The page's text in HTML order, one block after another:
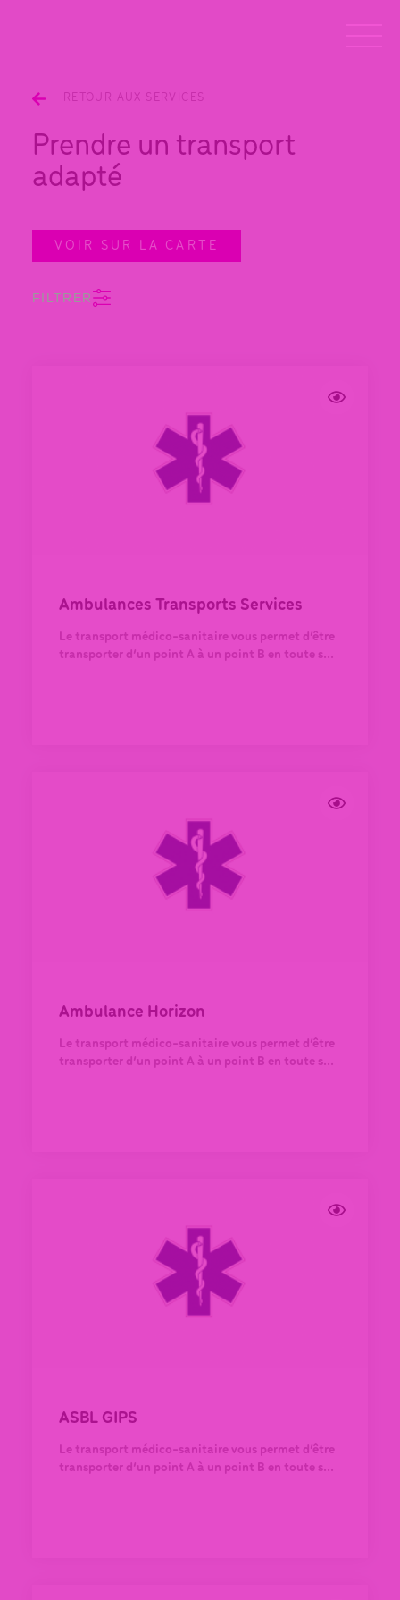
RETOUR AUX SERVICES
Prendre un transport
adapté
VOIR SUR LA CARTE
FILTRER
Ambulances Transports Services
Le transport médico-sanitaire vous permet d’être
transporter d’un point A à un point B en toute s...
Ambulance Horizon
Le transport médico-sanitaire vous permet d’être
transporter d’un point A à un point B en toute s...
ASBL GIPS
Le transport médico-sanitaire vous permet d’être
transporter d’un point A à un point B en toute s...